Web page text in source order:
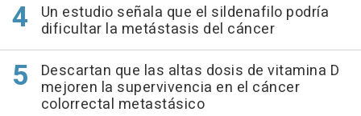
Un estudio señala que el sildenafilo podría
dificultar la metástasis del cáncer
Descartan que las altas dosis de vitamina D
mejoren la supervivencia en el cáncer
colorrectal metastásico